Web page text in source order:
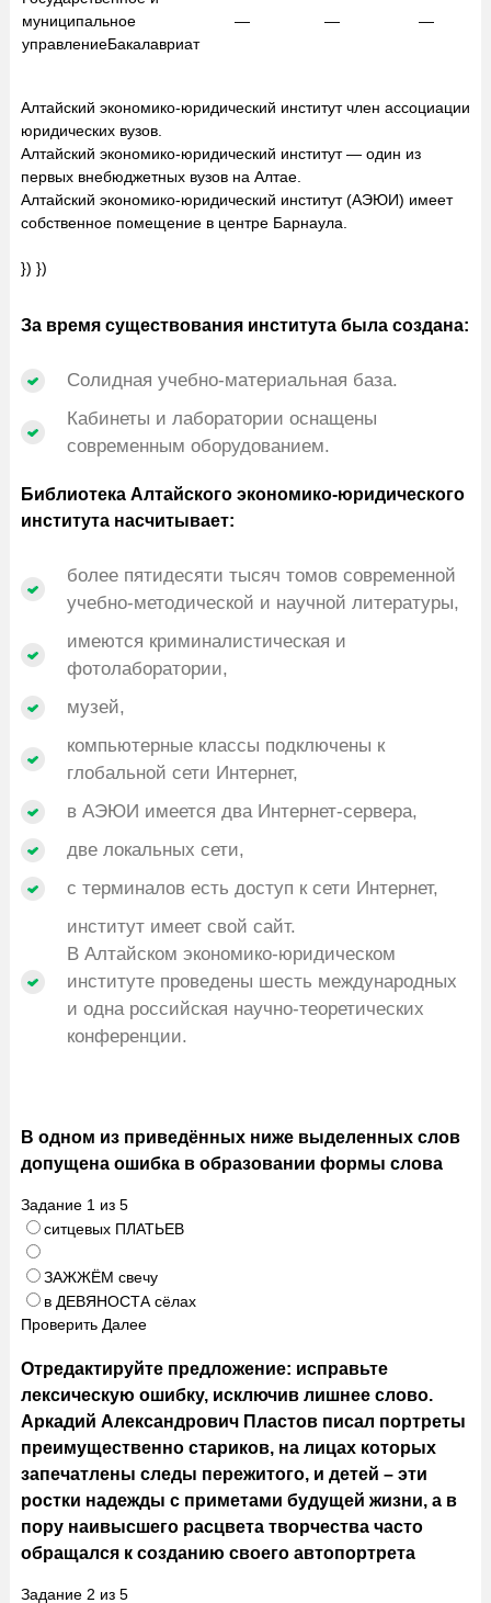
муниципальное
управлениеБакалавриат
— — —
Алтайский экономико-юридический институт член ассоциации
юридических вузов.
Алтайский экономико-юридический институт — один из
первых внебюджетных вузов на Алтае.
Алтайский экономико-юридический институт (АЭЮИ) имеет
собственное помещение в центре Барнаула.
}) })
За время существования института была создана:
Солидная учебно-материальная база.
Кабинеты и лаборатории оснащены
современным оборудованием.
Библиотека Алтайского экономико-юридического
института насчитывает:
более пятидесяти тысяч томов современной
учебно-методической и научной литературы,
имеются криминалистическая и
фотолаборатории,
музей,
компьютерные классы подключены к
глобальной сети Интернет,
в АЭЮИ имеется два Интернет-сервера,
две локальных сети,
с терминалов есть доступ к сети Интернет,
институт имеет свой сайт.
В Алтайском экономико-юридическом
институте проведены шесть международных
и одна российская научно-теоретических
конференции.
В одном из приведённых ниже выделенных слов
допущена ошибка в образовании формы слова
Задание 1из 5
ситцевых ПЛАТЬЕВ
ЗАЖЖЁМ свечу
в ДЕВЯНОСТА сёлах
Проверить Далее
Отредактируйте предложение: исправьте
лексическую ошибку, исключив лишнее слово.
Аркадий Александрович Пластов писал портреты
преимущественно стариков, на лицах которых
запечатлены следы пережитого, и детей – эти
ростки надежды с приметами будущей жизни, а в
пору наивысшего расцвета творчества часто
обращался к созданию своего автопортрета
Задание 2 из 5